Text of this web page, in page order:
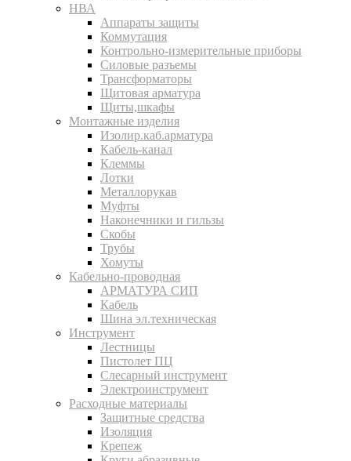
НВА
Аппараты защиты
Коммутация
Контрольно-измерительные приборы
Силовые разъемы
Трансформаторы
Щитовая арматура
Щиты,шкафы
Монтажные изделия
Изолир.каб.арматура
Кабель-канал
Клеммы
Лотки
Металлорукав
Муфты
Наконечники и гильзы
Скобы
Трубы
Хомуты
Кабельно-проводная
АРМАТУРА СИП
Кабель
Шина эл.техническая
Инструмент
Лестницы
Пистолет ПЦ
Слесарный инструмент
Электроинструмент
Расходные материалы
Защитные средства
Изоляция
Крепеж